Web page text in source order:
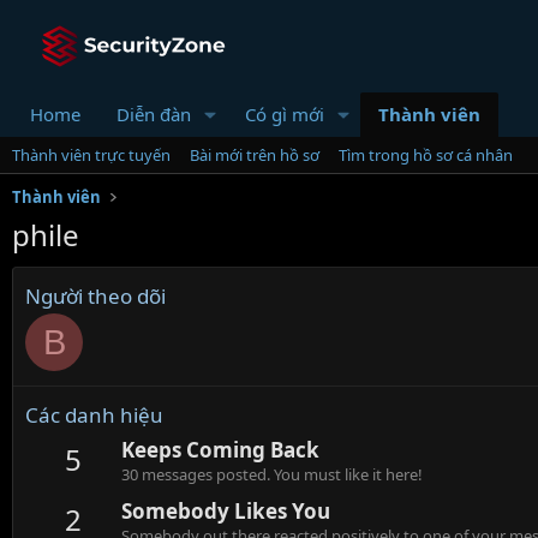
Home Diễn đàn Có gì mới Thành viên
Thành viên trực tuyến Bài mới trên hồ sơ
Tìm trong hồ sơ cá nhân
Thành viên
phile
Người theo dõi
B
Các danh hiệu
5 Keeps Coming Back
30 messages posted. You must like it here!
2 Somebody Likes You